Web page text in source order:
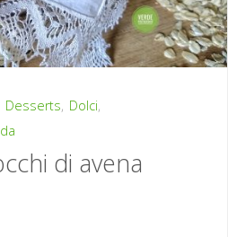
Desserts, Dolci,
di avena